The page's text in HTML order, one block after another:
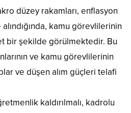
düzey rakamları, enflasyon
kamu görevlilerinin
bir şekilde görülmektedir. Bu
ve kamu görevlilerinin
ve düşen alım güçleri telafi
kaldırılmalı, kadrolu